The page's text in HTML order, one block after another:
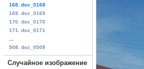
168. dsc_0168
169. dsc_0169
170. dsc_0170
171. dsc_0171
508. dsc_0509
Случайное изображение